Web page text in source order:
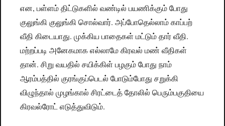
என, பள்ளம் திட்டுகளில் வண்டில் பயணிக்கும் போது
குலுங்கி குலுங்கி சொல்வார். அப்போதெல்லாம் காப்பற்
வீதி கிடையாது. முக்கிய பாதைகள் மட்டும் தார் வீதி.
மற்றப்படி அனேகமாக எல்லாமே கிரவல் மண் வீதிகள்
தான். சிறு வயதில் சயிக்கிள் பழகும் போது நாம்
ஆரம்பத்தில் குரங்குப்பெடல் போடும்போது சறுக்கி
விழுந்தால் முழங்கால் சிரட்டைத் தோலில் பெரும்பகுதியை
கிரவல்ரோட் எடுத்துவிடும்.